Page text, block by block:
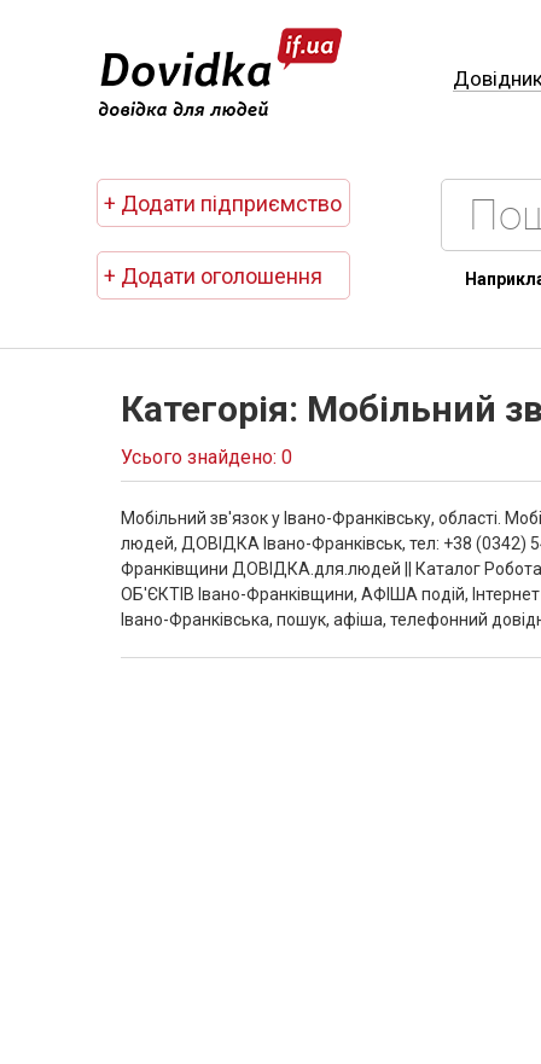
+ Додати підприємство
+ Додати оголошення
Категорія: Мобільний
Усього знайдено: 0
Мобільний зв'язок у Івано-Франківську, області.
людей, ДОВІДКА Івано-Франківськ, тел: +38 (0342)
Франківщини ДОВІДКА.для.людей || Каталог
ОБ'ЄКТІВ Івано-Франківщини, АФІША подій,
Івано-Франківська, пошук, афіша, телефонний